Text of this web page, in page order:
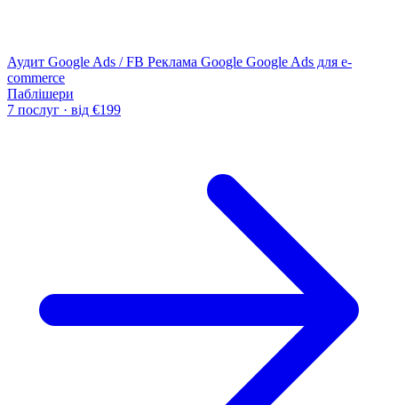
Аудит Google Ads / FB Реклама Google Google Ads для e-
commerce
Паблішери
7 послуг · від €199